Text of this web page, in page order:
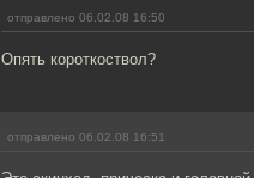
отправлено 06.02.08 16:50
Опять короткоствол?
отправлено 06.02.08 16:51